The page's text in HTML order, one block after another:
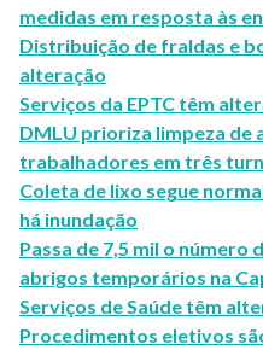
medidas em resposta às
Distribuição de fraldas e
alteração
Serviços da EPTC têm
DMLU prioriza limpeza de
trabalhadores em três
Coleta de lixo segue
há inundação
Passa de 7,5 mil o número
abrigos temporários na
Serviços de Saúde têm
Procedimentos eletivos